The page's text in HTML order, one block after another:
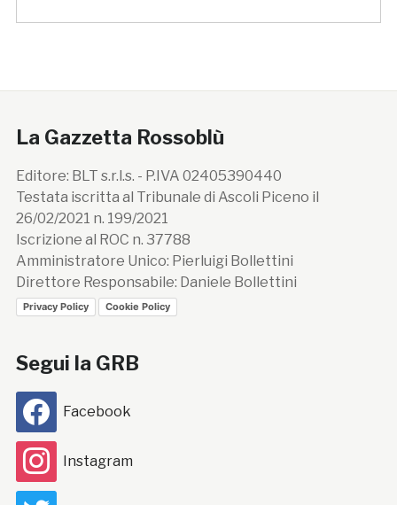
La Gazzetta Rossoblù
Editore: BLT s.r.l.s. - P.IVA 02405390440
Testata iscritta al Tribunale di Ascoli Piceno il
26/02/2021 n. 199/2021
Iscrizione al ROC n. 37788
Amministratore Unico: Pierluigi Bollettini
Direttore Responsabile: Daniele Bollettini
Privacy Policy Cookie Policy
Segui la GRB
Facebook
Instagram